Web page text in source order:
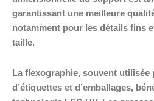
garantissant une meilleure
notamment pour les détails fins
taille.
La flexographie, souvent utilisée
d’étiquettes et d’emballages,